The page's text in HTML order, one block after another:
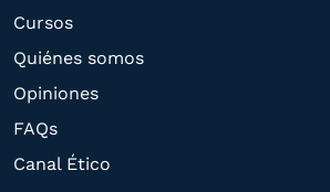
oferta de productos y
a su petición. Quedan
limitación, tal y como se
Política de Privacidad
Cursos
Quiénes somos
Opiniones
FAQs
Canal Ético